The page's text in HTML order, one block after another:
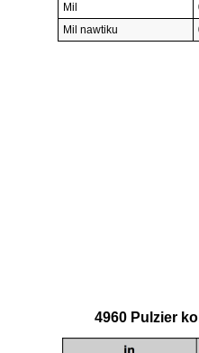
Mil
Mil nawtiku
4960 Pulzier